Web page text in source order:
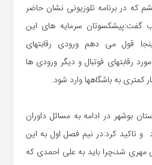
که در برنامه تلوزیونی نشان حاضر
گفت:پیشکسوتان سرمایه های این
قول می دهم ورودی رقابتهای
رقابتهای فوتبال و دیگر ورودی ها
کمتری به باشگاهها وارد شود.
بوشهر در ادامه به مسائل داوران
و تاکید کرد:در نیم فصل اول به این
مهری شد،چرا باید به علی احمدی که